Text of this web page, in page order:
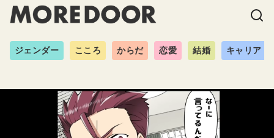
ジェンダー こころ からだ 恋愛 結婚 キャリア